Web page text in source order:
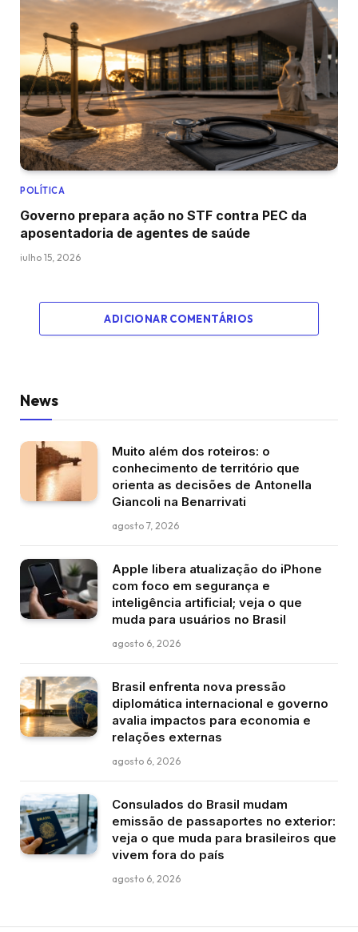
POLÍTICA
Governo prepara ação no STF contra PEC da
aposentadoria de agentes de saúde
julho 15, 2026
ADICIONAR COMENTÁRIOS
News
Muito além dos roteiros: o
conhecimento de território que
orienta as decisões de Antonella
Giancoli na Benarrivati
agosto 7, 2026
Apple libera atualização do iPhone
com foco em segurança e
inteligência artificial; veja o que
muda para usuários no Brasil
agosto 6, 2026
Brasil enfrenta nova pressão
diplomática internacional e governo
avalia impactos para economia e
relações externas
agosto 6, 2026
Consulados do Brasil mudam
emissão de passaportes no exterior:
veja o que muda para brasileiros que
vivem fora do país
agosto 6, 2026